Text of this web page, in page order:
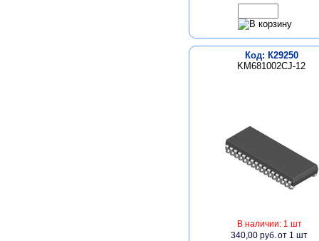
Код: К29250
KM681002CJ-12
В наличии: 1 шт
340,00 руб.от 1 шт